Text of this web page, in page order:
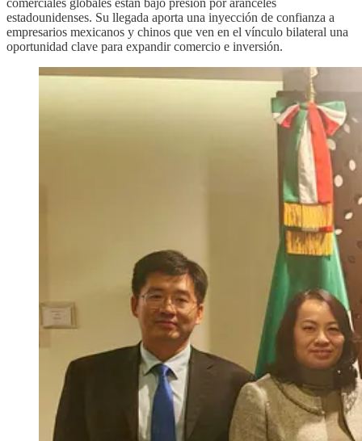
estadounidenses. Su llegada aporta una inyección de confianza a
empresarios mexicanos y chinos que ven en el vínculo bilateral una
oportunidad clave para expandir comercio e inversión.